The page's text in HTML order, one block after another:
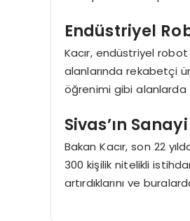
Endüstriyel
Kacır, endüstriyel robot
alanlarında rekabetçi
öğrenimi gibi alanlarda
Sivas’ın
Bakan Kacır, son 22
300 kişilik nitelikli
artırdıklarını ve